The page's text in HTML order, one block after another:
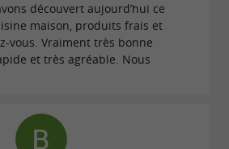
découvert aujourd’hui ce
maison, produits frais et
vous. Vraiment très bonne
et très agréable. Nous